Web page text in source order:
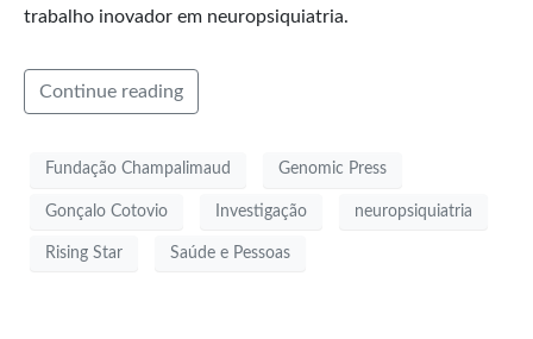
trabalho inovador em neuropsiquiatria.
Continue reading
Fundação Champalimaud Genomic Press
Gonçalo Cotovio Investigação neuropsiquiatria
Rising Star Saúde e Pessoas